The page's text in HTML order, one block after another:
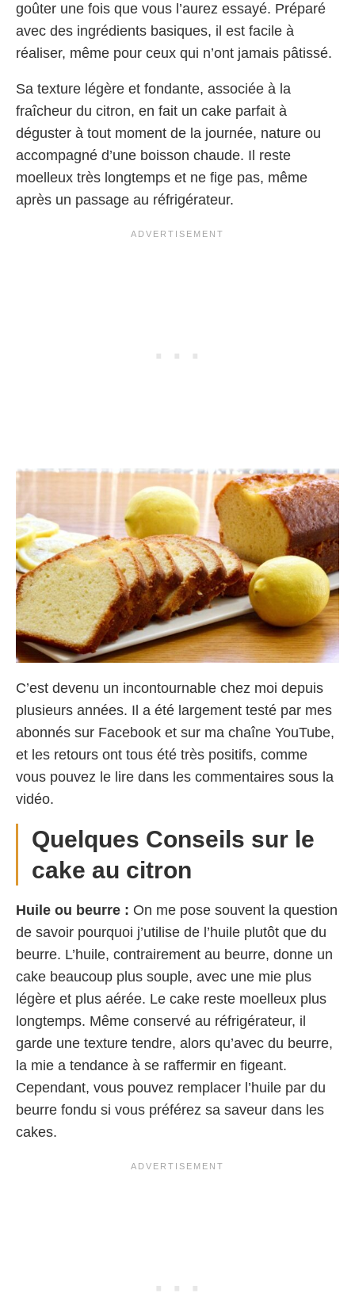
goûter une fois que vous l’aurez essayé. Préparé
avec des ingrédients basiques, il est facile à
réaliser, même pour ceux qui n’ont jamais pâtissé.
Sa texture légère et fondante, associée à la
fraîcheur du citron, en fait un cake parfait à
déguster à tout moment de la journée, nature ou
accompagné d’une boisson chaude. Il reste
moelleux très longtemps et ne fige pas, même
après un passage au réfrigérateur.
C’est devenu un incontournable chez moi depuis
plusieurs années. Il a été largement testé par mes
abonnés sur Facebook et sur ma chaîne YouTube,
et les retours ont tous été très positifs, comme
vous pouvez le lire dans les commentaires sous la
vidéo.
Quelques Conseils sur le
cake au citron
Huile ou beurre : On me pose souvent la question
de savoir pourquoi j’utilise de l’huile plutôt que du
beurre. L’huile, contrairement au beurre, donne un
cake beaucoup plus souple, avec une mie plus
légère et plus aérée. Le cake reste moelleux plus
longtemps. Même conservé au réfrigérateur, il
garde une texture tendre, alors qu’avec du beurre,
la mie a tendance à se raffermir en figeant.
Cependant, vous pouvez remplacer l’huile par du
beurre fondu si vous préférez sa saveur dans les
cakes.